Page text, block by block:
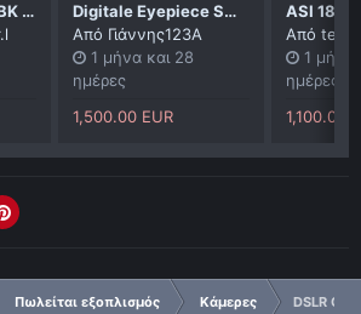
Imaging Source DBK 31AU03.AS USB-Colour
Digitale Eyepiece SmartEye pegasus
Από Γιάννης123A
1 μήνα και 28
ημέρες
1,500.00 EUR
ASI 183
Από
1 μήνα
ημέρες
1,100.00
Πωλείται εξοπλισμός Κάμερες DSLR